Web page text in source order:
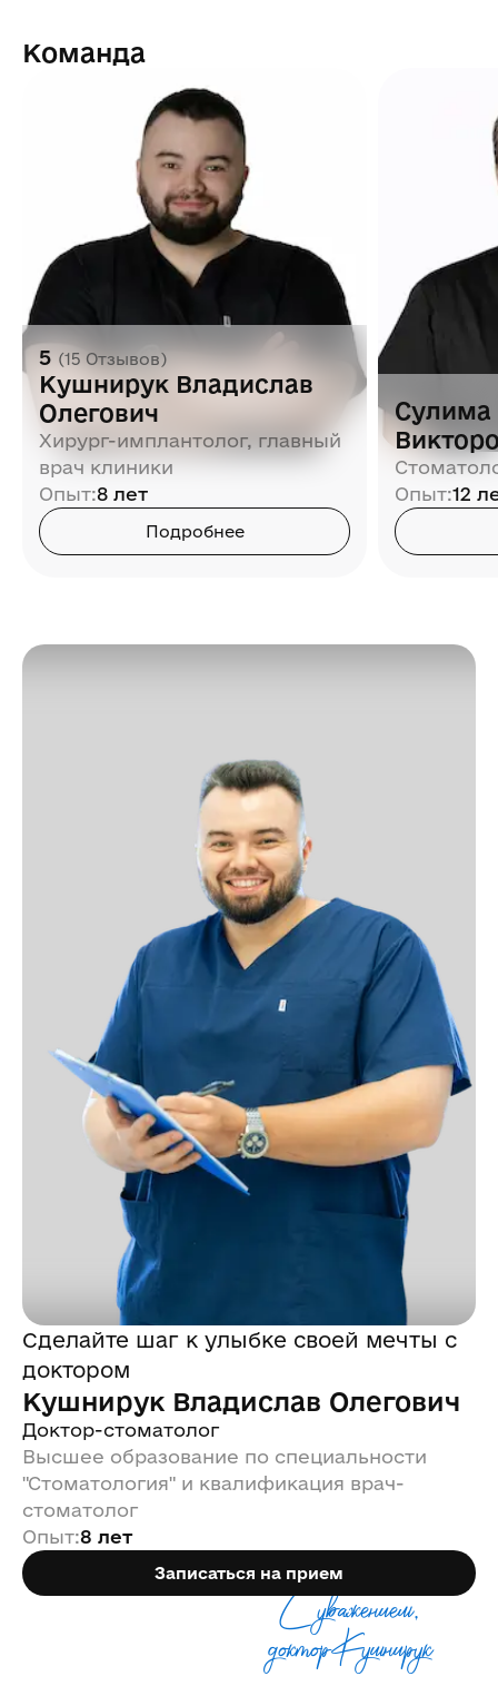
Команда
5 (15 Отзывов)
Кушнирук Владислав
Олегович
Хирург-имплантолог, главный
врач клиники
Опыт:8 лет
Подробнее
Сулима
Опыт:12
Сделайте шаг к улыбке своей мечты с
доктором
Кушнирук Владислав Олегович
Доктор-стоматолог
Высшее образование по специальности
"Стоматология" и квалификация врач-
стоматолог
Опыт:8 лет
Записаться на прием
С уважением,
доктор Кушнирук